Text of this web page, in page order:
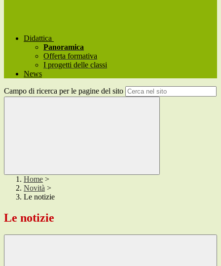
Didattica
Panoramica
Offerta formativa
I progetti delle classi
News
Campo di ricerca per le pagine del sito
Home >
Novità >
Le notizie
Le notizie